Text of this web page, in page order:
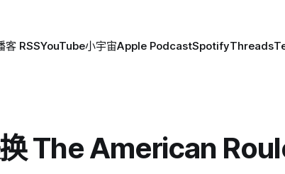
客 RSSYouTube小宇宙Apple PodcastSpotifyThreads
The American